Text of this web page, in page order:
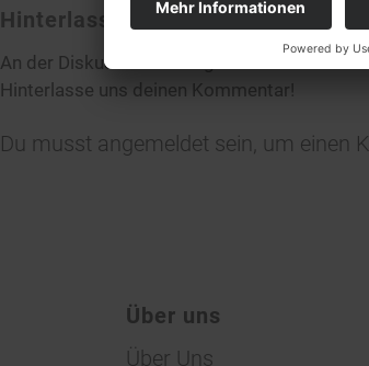
Hinterlasse einen Kommentar
An der Diskussion beteiligen?
Hinterlasse uns deinen Kommentar!
Du musst angemeldet sein, um einen
Über uns
Über Uns